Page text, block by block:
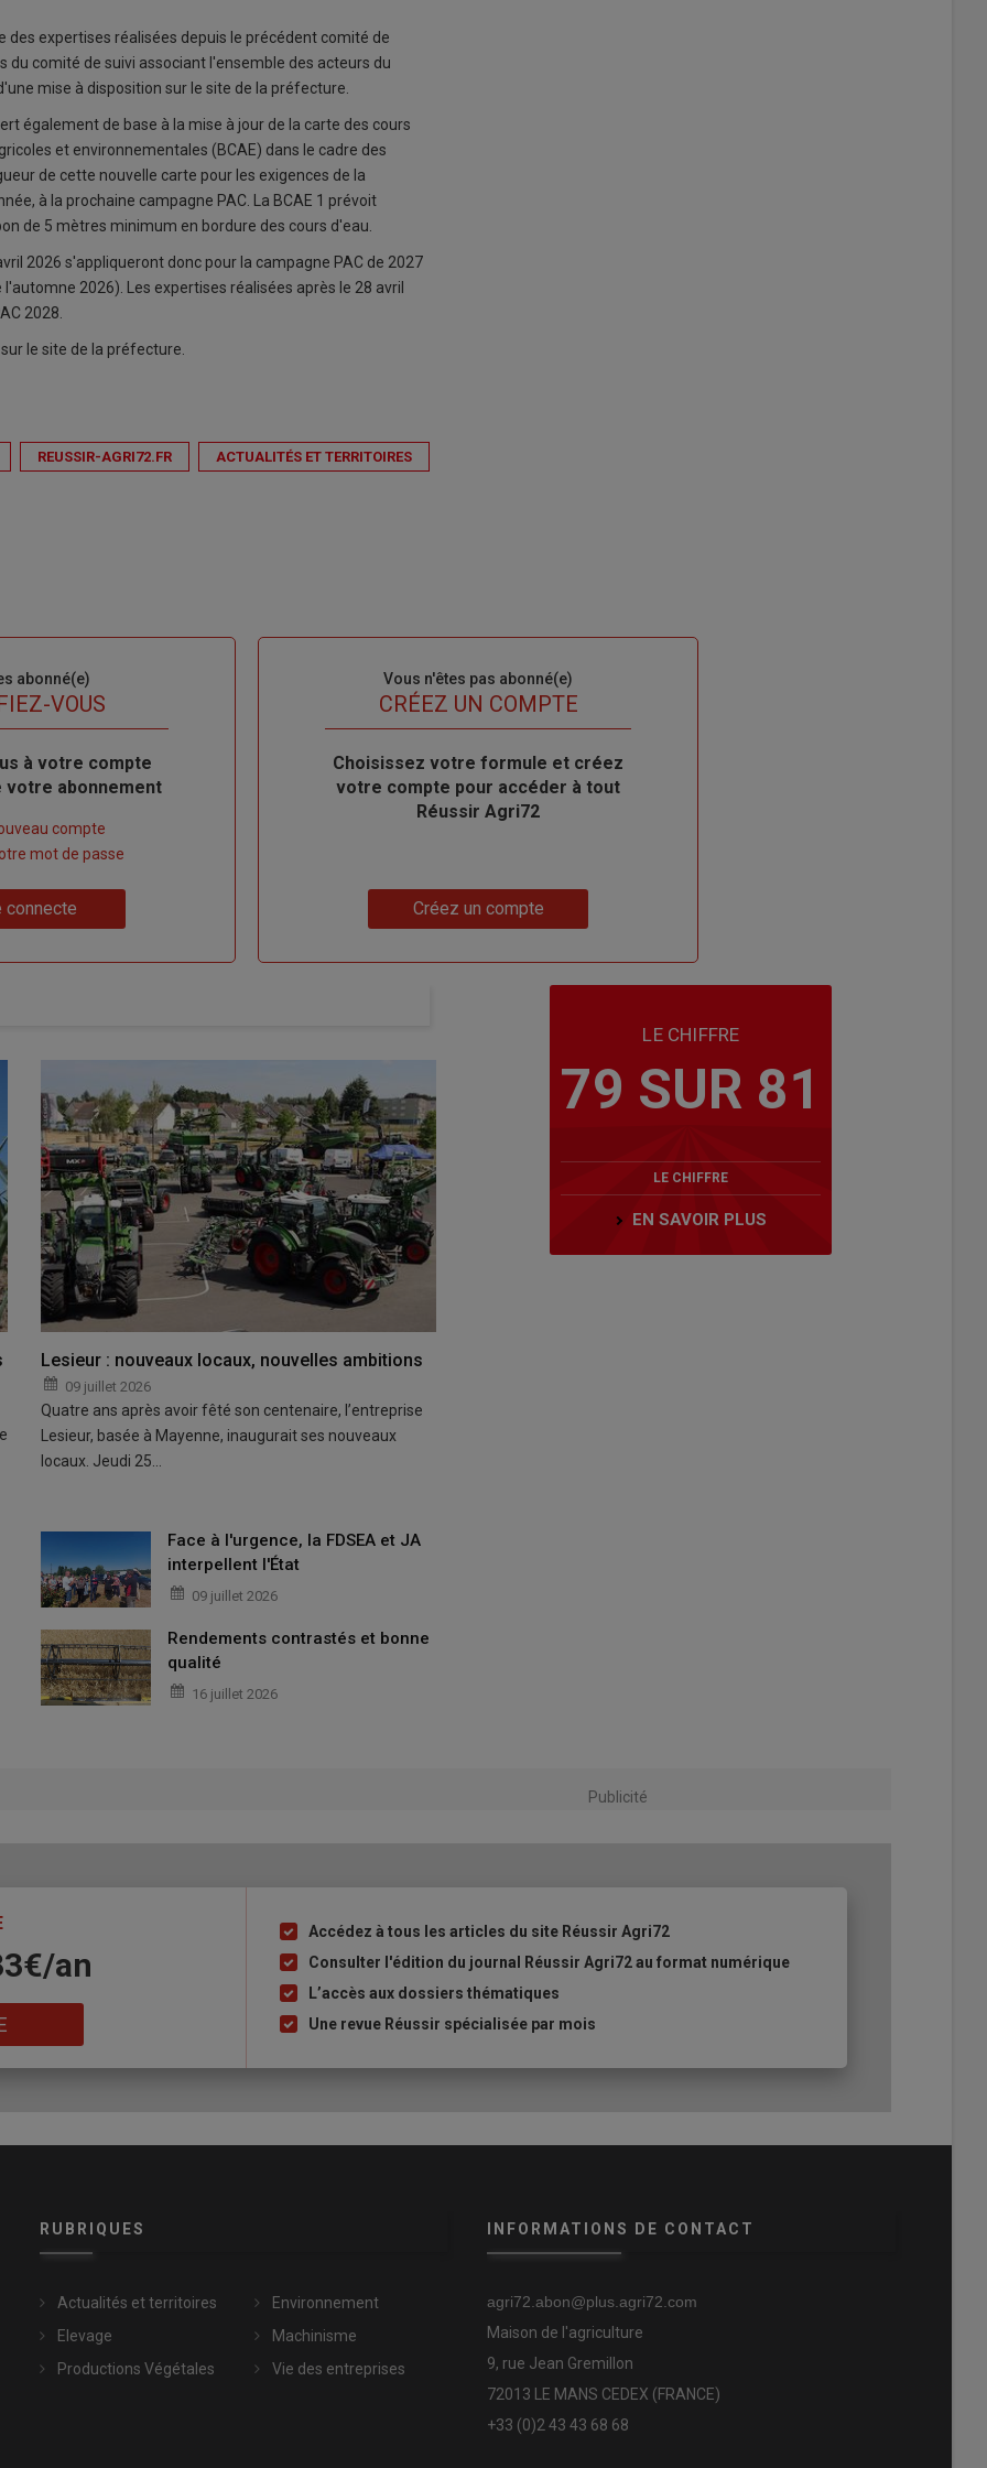
expertises réalisées depuis le précédent comité de
du comité de suivi associant l'ensemble des acteurs du
mise à disposition sur le site de la préfecture.
également de base à la mise à jour de la carte des cours
et environnementales (BCAE) dans le cadre des
de cette nouvelle carte pour les exigences de la
à la prochaine campagne PAC. La BCAE 1 prévoit
de 5 mètres minimum en bordure des cours d'eau.
2026 s'appliqueront donc pour la campagne PAC de 2027
2026). Les expertises réalisées après le 28 avril
2028.
le site de la préfecture.
REUSSIR-AGRI72.FR ACTUALITÉS ET TERRITOIRES
abonné(e)
VOUS
à votre compte
abonnement
compte
mot de passe
connecte
Vous n'êtes pas abonné(e)
TITRECRÉEZ UN COMPTE
Body
Choisissez votre formule et créez
votre compte pour accéder à tout
Réussir Agri72
Créez un compte
Lesieur : nouveaux locaux, nouvelles ambitions
09 juillet 2026
Quatre ans après avoir fêté son centenaire, l’entreprise
Lesieur, basée à Mayenne, inaugurait ses nouveaux
locaux. Jeudi 25…
Face à l'urgence, la FDSEA et JA
interpellent l'État
09 juillet 2026
Rendements contrastés et bonne
qualité
16 juillet 2026
LE CHIFFRE
79 SUR 81
LE CHIFFRE
EN SAVOIR PLUS
Publicité
an
Liste
à
puce
Accédez à tous les articles du site Réussir Agri72
Consulter l'édition du journal Réussir Agri72 au format numérique
L’accès aux dossiers thématiques
Une revue Réussir spécialisée par mois
RUBRIQUES
Actualités et territoires
Elevage
Productions Végétales
Environnement
Machinisme
Vie des entreprises
INFORMATIONS DE CONTACT
agri72.abon@plus.agri72.com
Maison de l'agriculture
9, rue Jean Gremillon
72013 LE MANS CEDEX (FRANCE)
+33 (0)2 43 43 68 68